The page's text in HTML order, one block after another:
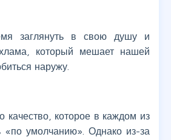
заглянуть в свою душу и
который мешает нашей
наружу.
качество, которое в каждом из
умолчанию». Однако из-за